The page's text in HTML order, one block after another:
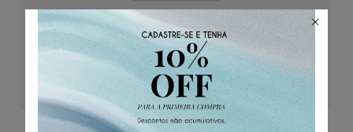
ADICIONAR AO CARRINHO
Calça Alfaiataria Moletom